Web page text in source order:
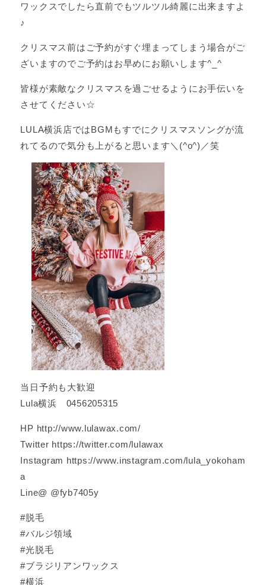
ワックスでしたら直前でもツルツル綺麗に出来ますよ
♪
クリスマス前はご予約がすぐ埋まってしまう場合がご
ざいますのでご予約はお早めにお願いします^_^
皆様が素敵なクリスマスを過ごせるようにお手伝いを
させてください☆
LULA横浜店ではBGMもすでにクリスマスソングが流
れてるので気分も上がると思います＼(^o^)／笑
当日予約も大歓迎
Lula横浜 0456205315
HP http://www.lulawax.com/
Twitter https://twitter.com/lulawax
Instagram https://www.instagram.com/lula_yokoham
a
Line@ @fyb7405y
#脱毛
#バルジ領域
#光脱毛
#ブラジリアンワックス
#横浜